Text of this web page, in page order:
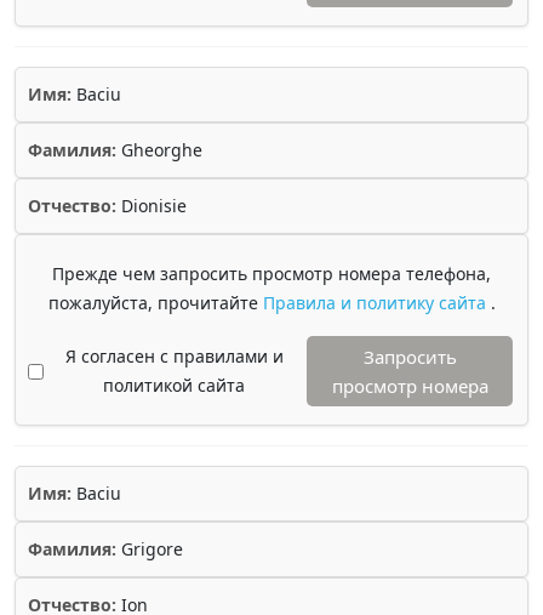
Имя: Baciu
Фамилия: Gheorghe
Отчество: Dionisie
Прежде чем запросить просмотр номера телефона,
пожалуйста, прочитайте Правила и политику сайта .
Я согласен с правилами и
политикой сайта
Запросить
просмотр номера
Имя: Baciu
Фамилия: Grigore
Отчество: Ion